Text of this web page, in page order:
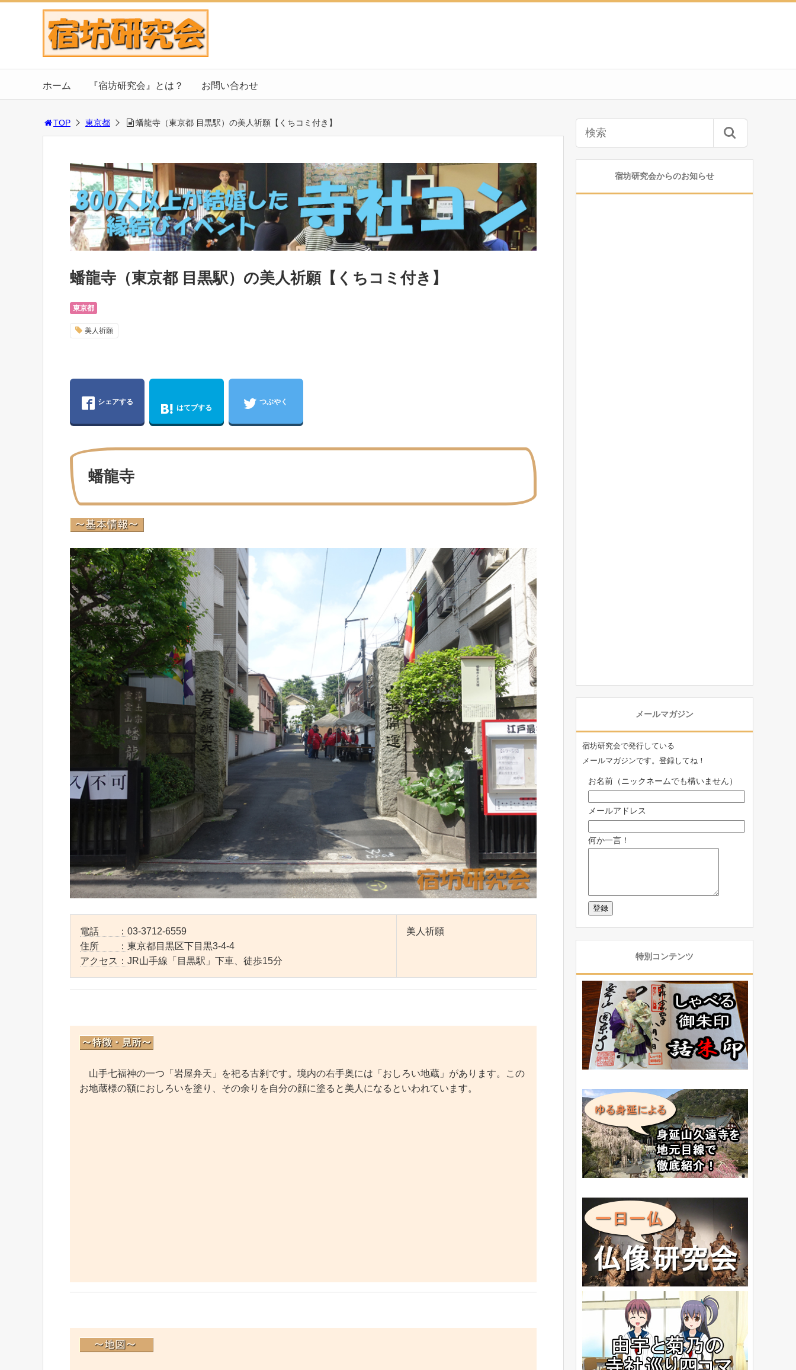
ホーム 『宿坊研究会』とは？ お問い合わせ
TOP 東京都 蟠龍寺（東京都 目黒駅）の美人祈願【くちコミ付き】
蟠龍寺（東京都 目黒駅）の美人祈願【くちコミ付き】
東京都
美人祈願
シェアする
はてブする
つぶやく
蟠龍寺
電話 ： 03-3712-6559
住所 ： 東京都目黒区下目黒3-4-4
アクセス： JR山手線「目黒駅」下車、徒歩15分
美人祈願
山手七福神の一つ「岩屋弁天」を祀る古刹です。境内の右手奥には「おしろい地蔵」があります。この
お地蔵様の額におしろいを塗り、その余りを自分の顔に塗ると美人になるといわれています。
宿坊研究会からのお知らせ
メールマガジン
宿坊研究会で発行している
メールマガジンです。登録してね！
お名前（ニックネームでも構いません）
メールアドレス
何か一言！
特別コンテンツ